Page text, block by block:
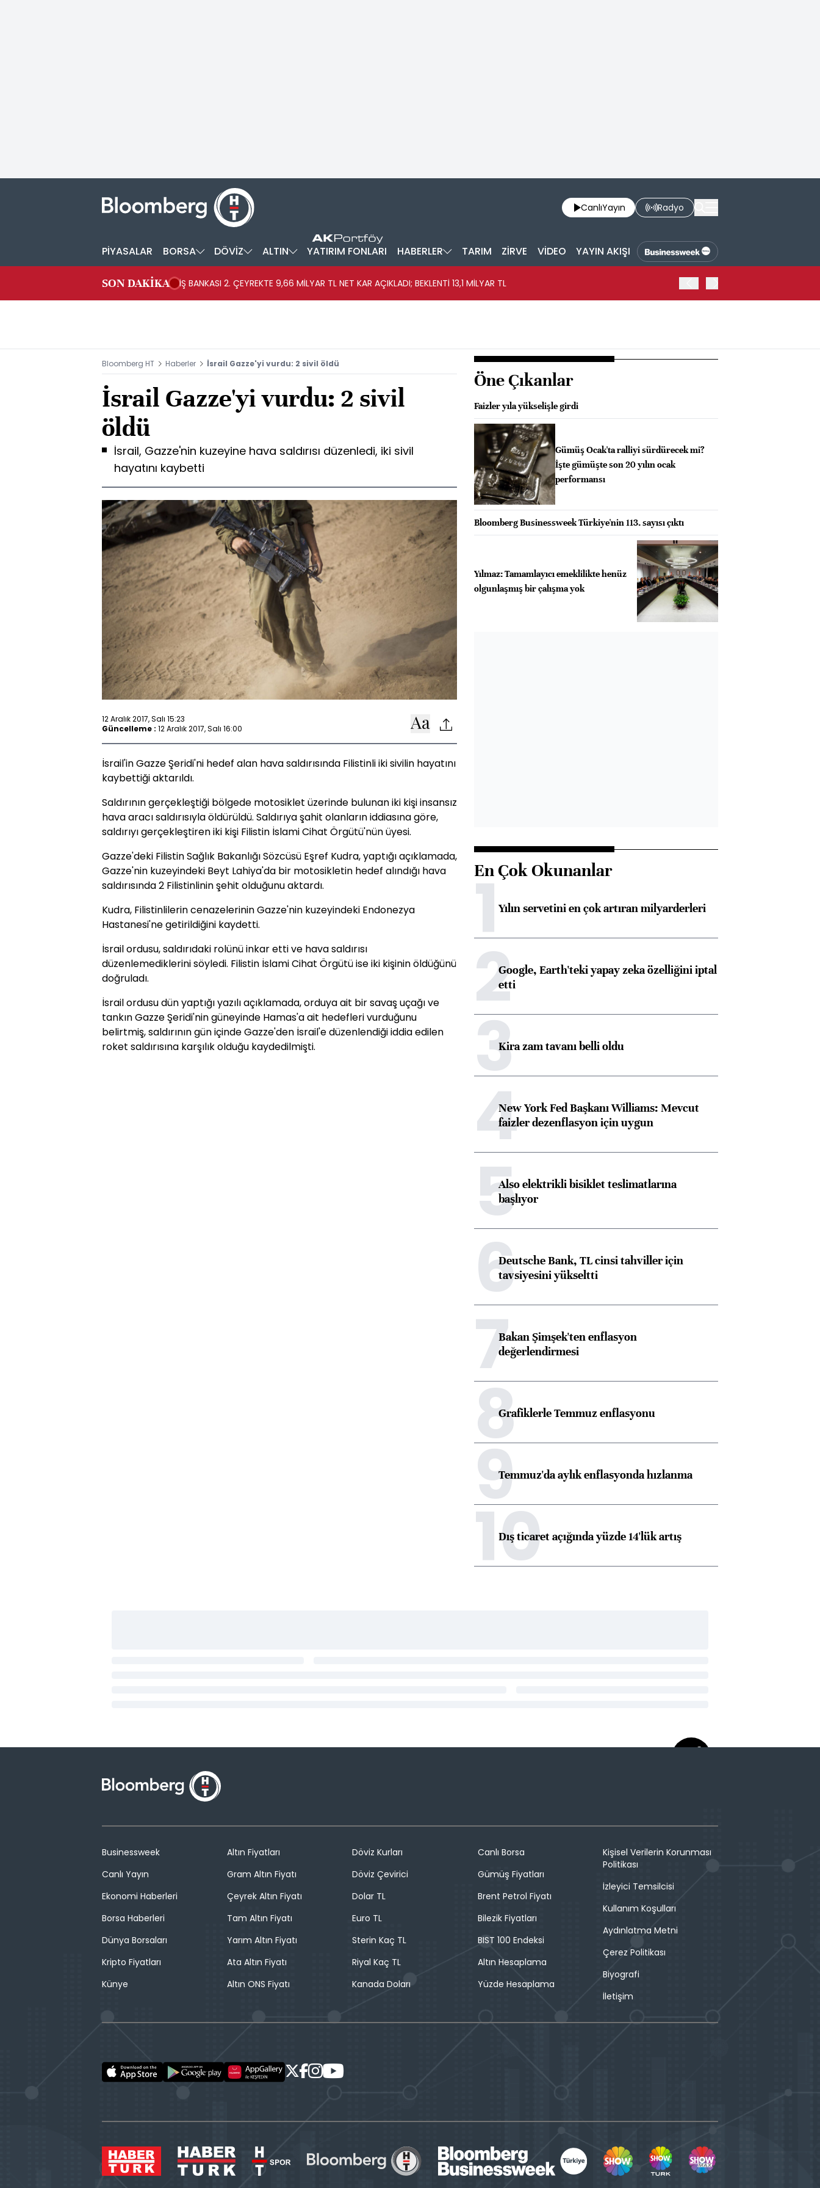
CanlıYayın Radyo
PİYASALAR BORSA DÖVİZ ALTIN YATIRIM FONLARI HABERLER TARIM ZİRVE VİDEO YAYIN AKIŞI
SON DAKİKA İŞ BANKASI 2. ÇEYREKTE 9,66 MİLYAR TL NET KAR AÇIKLADI; BEKLENTİ 13,1 MİLYAR TL
Bloomberg HT Haberler İsrail Gazze'yi vurdu: 2 sivil öldü
İsrail Gazze'yi vurdu: 2 sivil
öldü
İsrail, Gazze'nin kuzeyine hava saldırısı düzenledi, iki sivil
hayatını kaybetti
12 Aralık 2017, Salı 15:23
Güncelleme : 12 Aralık 2017, Salı 16:00
İsrail'in Gazze Şeridi'ni hedef alan hava saldırısında Filistinli iki sivilin hayatını
kaybettiği aktarıldı.
Saldırının gerçekleştiği bölgede motosiklet üzerinde bulunan iki kişi insansız
hava aracı saldırısıyla öldürüldü. Saldırıya şahit olanların iddiasına göre,
saldırıyı gerçekleştiren iki kişi Filistin İslami Cihat Örgütü'nün üyesi.
Gazze'deki Filistin Sağlık Bakanlığı Sözcüsü Eşref Kudra, yaptığı açıklamada,
Gazze'nin kuzeyindeki Beyt Lahiya'da bir motosikletin hedef alındığı hava
saldırısında 2 Filistinlinin şehit olduğunu aktardı.
Kudra, Filistinlilerin cenazelerinin Gazze'nin kuzeyindeki Endonezya
Hastanesi'ne getirildiğini kaydetti.
İsrail ordusu, saldırıdaki rolünü inkar etti ve hava saldırısı
düzenlemediklerini söyledi. Filistin İslami Cihat Örgütü ise iki kişinin öldüğünü
doğruladı.
İsrail ordusu dün yaptığı yazılı açıklamada, orduya ait bir savaş uçağı ve
tankın Gazze Şeridi'nin güneyinde Hamas'a ait hedefleri vurduğunu
belirtmiş, saldırının gün içinde Gazze'den İsrail'e düzenlendiği iddia edilen
roket saldırısına karşılık olduğu kaydedilmişti.
Öne Çıkanlar
Faizler yıla yükselişle girdi
Gümüş Ocak'ta ralliyi sürdürecek mi?
İşte gümüşte son 20 yılın ocak
performansı
Bloomberg Businessweek Türkiye'nin 113. sayısı çıktı
Yılmaz: Tamamlayıcı emeklilikte henüz
olgunlaşmış bir çalışma yok
En Çok Okunanlar
1Yılın servetini en çok artıran milyarderleri
2Google, Earth'teki yapay zeka özelliğini iptal
etti
3Kira zam tavanı belli oldu
4New York Fed Başkanı Williams: Mevcut
faizler dezenflasyon için uygun
5Also elektrikli bisiklet teslimatlarına
başlıyor
6Deutsche Bank, TL cinsi tahviller için
tavsiyesini yükseltti
7Bakan Şimşek'ten enflasyon
değerlendirmesi
8Grafiklerle Temmuz enflasyonu
9Temmuz'da aylık enflasyonda hızlanma
10
Dış ticaret açığında yüzde 14'lük artış
Businessweek
Canlı Yayın
Ekonomi Haberleri
Borsa Haberleri
Dünya Borsaları
Kripto Fiyatları
Künye
Altın Fiyatları
Gram Altın Fiyatı
Çeyrek Altın Fiyatı
Tam Altın Fiyatı
Yarım Altın Fiyatı
Ata Altın Fiyatı
Altın ONS Fiyatı
Döviz Kurları
Döviz Çevirici
Dolar TL
Euro TL
Sterin Kaç TL
Riyal Kaç TL
Kanada Doları
Canlı Borsa
Gümüş Fiyatları
Brent Petrol Fiyatı
Bilezik Fiyatları
BIST 100 Endeksi
Altın Hesaplama
Yüzde Hesaplama
Kişisel Verilerin Korunması
Politikası
İzleyici Temsilcisi
Kullanım Koşulları
Aydınlatma Metni
Çerez Politikası
Biyografi
İletişim